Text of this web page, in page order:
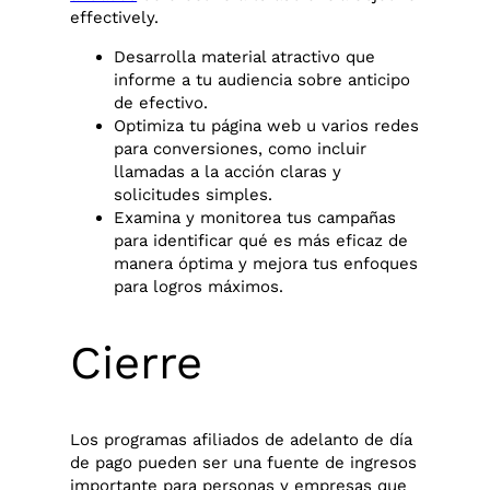
effectively.
Desarrolla material atractivo que
informe a tu audiencia sobre anticipo
de efectivo.
Optimiza tu página web u varios redes
para conversiones, como incluir
llamadas a la acción claras y
solicitudes simples.
Examina y monitorea tus campañas
para identificar qué es más eficaz de
manera óptima y mejora tus enfoques
para logros máximos.
Cierre
Los programas afiliados de adelanto de día
de pago pueden ser una fuente de ingresos
importante para personas y empresas que